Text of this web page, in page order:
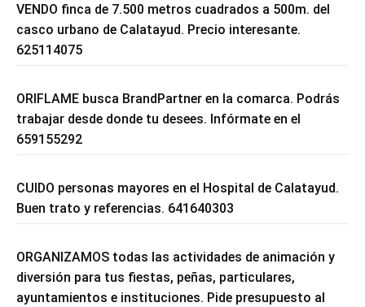
VENDO finca de 7.500 metros cuadrados a 500m. del
casco urbano de Calatayud. Precio interesante.
625114075
ORIFLAME busca BrandPartner en la comarca. Podrás
trabajar desde donde tu desees. Infórmate en el
659155292
CUIDO personas mayores en el Hospital de Calatayud.
Buen trato y referencias. 641640303
ORGANIZAMOS todas las actividades de animación y
diversión para tus fiestas, peñas, particulares,
ayuntamientos e instituciones. Pide presupuesto al